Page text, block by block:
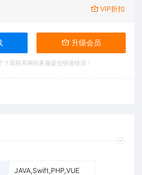
VIP折扣
升级会员
？请联系网站客服提交链接错误！
JAVA,Swift,PHP,VUE